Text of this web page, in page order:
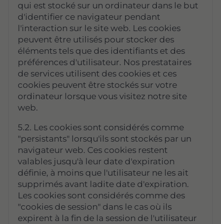
qui est stocké sur un ordinateur dans le but
d'identifier ce navigateur pendant
l'interaction sur le site web. Les cookies
peuvent être utilisés pour stocker des
éléments tels que des identifiants et des
préférences d'utilisateur. Nos prestataires
de services utilisent des cookies et ces
cookies peuvent être stockés sur votre
ordinateur lorsque vous visitez notre site
web.
5.2. Les cookies sont considérés comme
"persistants" lorsqu'ils sont stockés par un
navigateur web. Ces cookies restent
valables jusqu'à leur date d'expiration
définie, à moins que l'utilisateur ne les ait
supprimés avant ladite date d'expiration.
Les cookies sont considérés comme des
"cookies de session" dans le cas où ils
expirent à la fin de la session de l'utilisateur